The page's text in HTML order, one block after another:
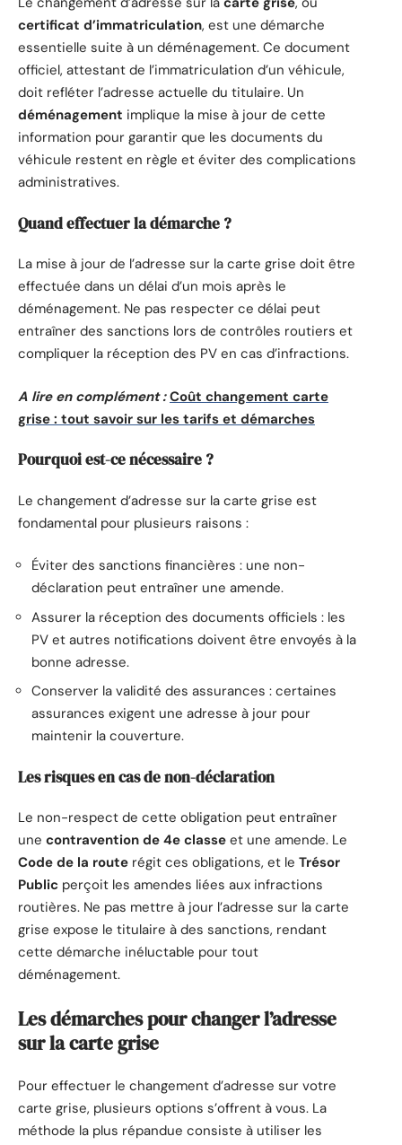
certificat d’immatriculation, est une démarche
essentielle suite à un déménagement. Ce document
officiel, attestant de l’immatriculation d’un véhicule,
doit refléter l’adresse actuelle du titulaire. Un
déménagement implique la mise à jour de cette
information pour garantir que les documents du
véhicule restent en règle et éviter des complications
administratives.
Quand effectuer la démarche ?
La mise à jour de l’adresse sur la carte grise doit être
effectuée dans un délai d’un mois après le
déménagement. Ne pas respecter ce délai peut
entraîner des sanctions lors de contrôles routiers et
compliquer la réception des PV en cas d’infractions.
A lire en complément : Coût changement carte
grise : tout savoir sur les tarifs et démarches
Pourquoi est-ce nécessaire ?
Le changement d’adresse sur la carte grise est
fondamental pour plusieurs raisons :
Éviter des sanctions financières : une non-
déclaration peut entraîner une amende.
Assurer la réception des documents officiels : les
PV et autres notifications doivent être envoyés à la
bonne adresse.
Conserver la validité des assurances : certaines
assurances exigent une adresse à jour pour
maintenir la couverture.
Les risques en cas de non-déclaration
Le non-respect de cette obligation peut entraîner
une contravention de 4e classe et une amende. Le
Code de la route régit ces obligations, et le Trésor
Public perçoit les amendes liées aux infractions
routières. Ne pas mettre à jour l’adresse sur la carte
grise expose le titulaire à des sanctions, rendant
cette démarche inéluctable pour tout
déménagement.
Les démarches pour changer l’adresse
sur la carte grise
Pour effectuer le changement d’adresse sur votre
carte grise, plusieurs options s’offrent à vous. La
méthode la plus répandue consiste à utiliser les